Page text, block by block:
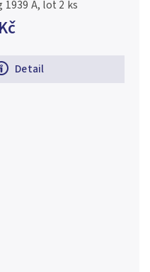
Detail
1939 A, lot 2 ks